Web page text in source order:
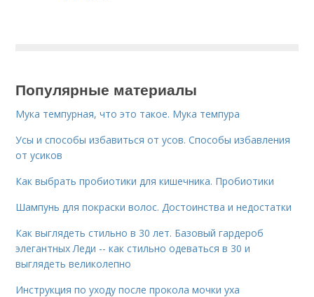
Популярные материалы
Мука темпурная, что это такое. Мука темпура
Усы и способы избавиться от усов. Способы избавления
от усиков
Как выбрать пробиотики для кишечника. Пробиотики
Шампунь для покраски волос. Достоинства и недостатки
Как выглядеть стильно в 30 лет. Базовый гардероб
элегантных Леди -- как стильно одеваться в 30 и
выглядеть великолепно
Инструкция по уходу после прокола мочки уха